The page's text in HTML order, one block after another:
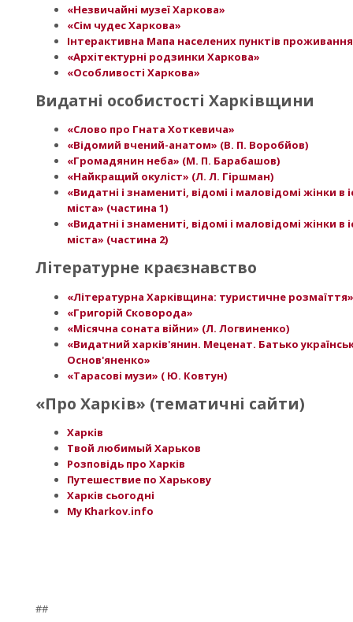
«Незвичайні музеї Харкова»
«Сім чудес Харкова»
Інтерактивна Мапа населених пунктів
«Архітектурні родзинки Харкова»
«Особливості Харкова»
Видатні особистості Харківщини
«Слово про Гната Хоткевича»
«Відомий вчений-анатом» (В. П. Воробйов)
«Громадянин неба» (М. П. Барабашов)
«Найкращий окуліст» (Л. Л. Гіршман)
«Видатні і знамениті, відомі і маловідомі жінки
міста» (частина 1)
«Видатні і знамениті, відомі і маловідомі жінки
міста» (частина 2)
Літературне краєзнавство
«Літературна Харківщина: туристичне розмаїття»
«Григорій Сковорода»
«Місячна соната війни» (Л. Логвиненко)
«Видатний харків'янин. Меценат. Батько
Основ'яненко»
«Тарасові музи» ( Ю. Ковтун)
«Про Харків» (тематичні сайти)
Харків
Твой любимый Харьков
Розповідь про Харків
Путешествие по Харькову
Харків сьогодні
My Kharkov.info
##